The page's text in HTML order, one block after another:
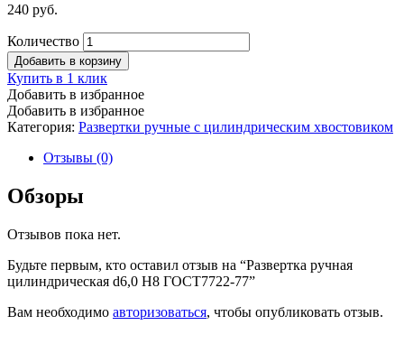
240 руб.
Количество
Добавить в корзину
Купить в 1 клик
Добавить в избранное
Добавить в избранное
Категория: Развертки ручные с цилиндрическим хвостовиком
Отзывы (0)
Обзоры
Отзывов пока нет.
Будьте первым, кто оставил отзыв на “Развертка ручная
цилиндрическая d6,0 Н8 ГОСТ7722-77”
Вам необходимо авторизоваться, чтобы опубликовать отзыв.